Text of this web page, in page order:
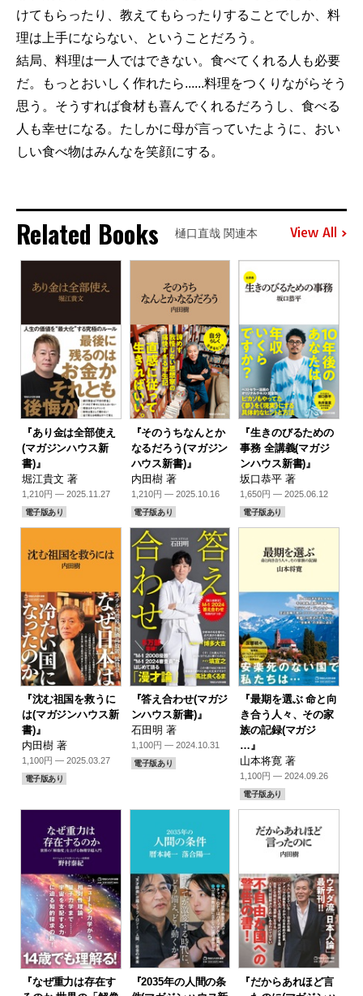
けてもらったり、教えてもらったりすることでしか、料
理は上手にならない、ということだろう。
結局、料理は一人ではできない。食べてくれる人も必要
だ。もっとおいしく作れたら......料理をつくりながらそう
思う。そうすれば食材も喜んでくれるだろうし、食べる
人も幸せになる。たしかに母が言っていたように、おい
しい食べ物はみんなを笑顔にする。
Related Books 樋口直哉 関連本 View All
『あり金は全部使え
(マガジンハウス新
書)』
堀江貴文 著
1,210円 — 2025.11.27
電子版あり
『そのうちなんとか
なるだろう(マガジン
ハウス新書)』
内田樹 著
1,210円 — 2025.10.16
電子版あり
『生きのびるための
事務 全講義(マガジ
ンハウス新書)』
坂口恭平 著
1,650円 — 2025.06.12
電子版あり
『沈む祖国を救うに
は(マガジンハウス新
書)』
内田樹 著
1,100円 — 2025.03.27
電子版あり
『答え合わせ(マガジ
ンハウス新書)』
石田明 著
1,100円 — 2024.10.31
電子版あり
『最期を選ぶ 命と向
き合う人々、その家
族の記録(マガジ
…』
山本将寛 著
1,100円 — 2024.09.26
電子版あり
『なぜ重力は存在す
『2035年の人間の条
『だからあれほど言